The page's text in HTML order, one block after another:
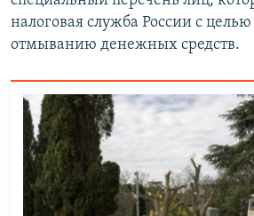
налоговая служба России с
отмыванию денежных средств.